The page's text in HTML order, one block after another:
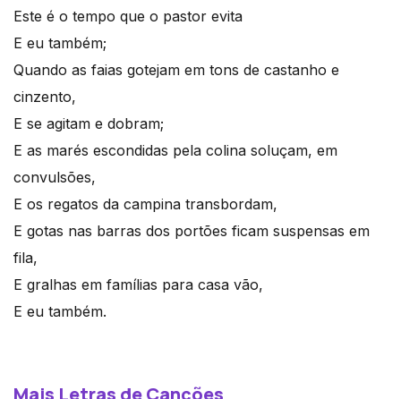
Este é o tempo que o pastor evita
E eu também;
Quando as faias gotejam em tons de castanho e
cinzento,
E se agitam e dobram;
E as marés escondidas pela colina soluçam, em
convulsões,
E os regatos da campina transbordam,
E gotas nas barras dos portões ficam suspensas em
fila,
E gralhas em famílias para casa vão,
E eu também.
Mais Letras de Canções